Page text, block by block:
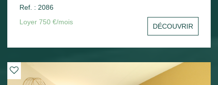
Une place de parking en sous-sol - Chauffage électrique.
Ref. : 2086
Loyer 750 €/mois
DÉCOUVRIR